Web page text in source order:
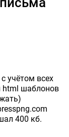
учётом всех
html шаблонов
400 кб.